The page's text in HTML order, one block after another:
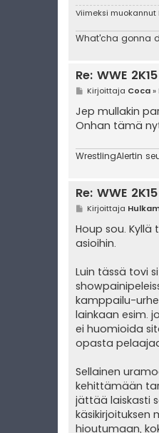
Viimeksi muokannut
What'cha gonna
Re: WWE 2K15
V
e
s
t
Kirjoittaja Coca»
Jep mullakin
Onhan tämä
WrestlingAlertin
Re: WWE 2K15
V
e
s
t
Kirjoittaja
Houp sou.
asioihin.
Luin tässä tovi
kamppailu-
lainkaan esim.
ei huomioida
opasta
Sellainen
kehittämään
jättää laiskasti
käsikirjoituksen
hioutumaan,